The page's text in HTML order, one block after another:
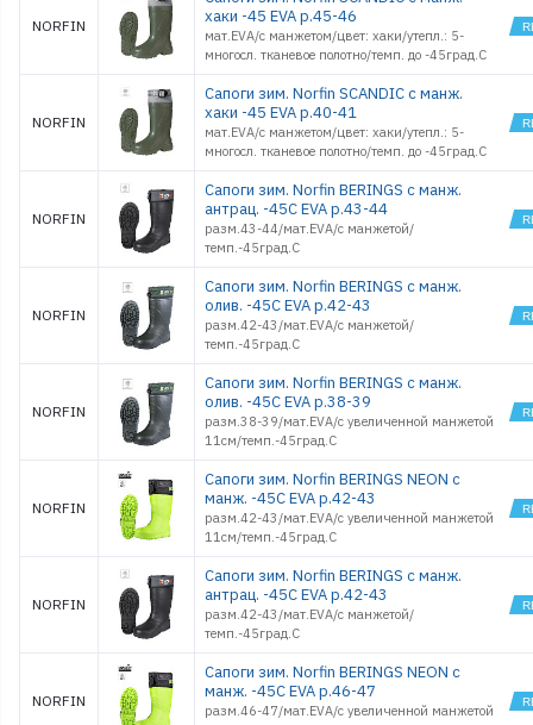
NORFIN
хаки -45 EVA р.45-46
мат.EVA/с манжетом/цвет: хаки/утепл.: 5-
многосл. тканевое полотно/темп. до -45град.С
NORFIN
Сапоги зим. Norfin SCANDIC с манж.
хаки -45 EVA р.40-41
мат.EVA/с манжетом/цвет: хаки/утепл.: 5-
многосл. тканевое полотно/темп. до -45град.С
NORFIN
Сапоги зим. Norfin BERINGS с манж.
антрац. -45С EVA р.43-44
разм.43-44/мат.EVA/с манжетой/
темп.-45град.С
NORFIN
Сапоги зим. Norfin BERINGS с манж.
олив. -45С EVA р.42-43
разм.42-43/мат.EVA/с манжетой/
темп.-45град.С
NORFIN
Сапоги зим. Norfin BERINGS с манж.
олив. -45С EVA р.38-39
разм.38-39/мат.EVA/с увеличенной манжетой
11см/темп.-45град.С
NORFIN
Сапоги зим. Norfin BERINGS NEON с
манж. -45С EVA р.42-43
разм.42-43/мат.EVA/с увеличенной манжетой
11см/темп.-45град.С
NORFIN
Сапоги зим. Norfin BERINGS с манж.
антрац. -45С EVA р.42-43
разм.42-43/мат.EVA/с манжетой/
темп.-45град.С
NORFIN
Сапоги зим. Norfin BERINGS NEON с
манж. -45С EVA р.46-47
разм.46-47/мат.EVA/с увеличенной манжетой